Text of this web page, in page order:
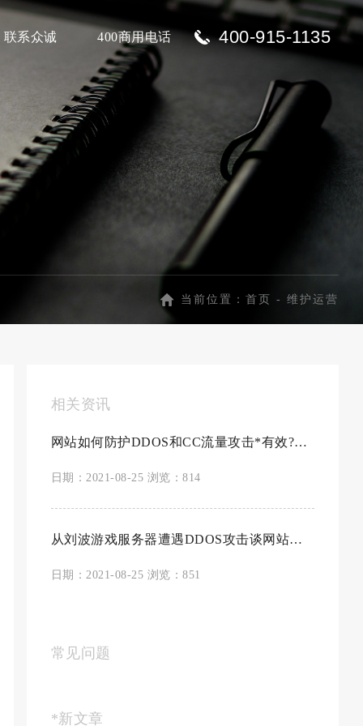
联系众诚 400商用电话 400-915-1135
当前位置： 首页 - 维护运营
相关资讯
网站如何防护DDOS和CC流量攻击*有效?顺便让您了解一位企业老板的痛苦
日期：2021-08-25 浏览：814
从刘波游戏服务器遭遇DDOS攻击谈网站建设中的服务器防护重要性以及如何防御
日期：2021-08-25 浏览：851
常见问题
*新文章